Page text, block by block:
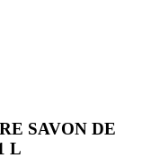
SAVON DE
L